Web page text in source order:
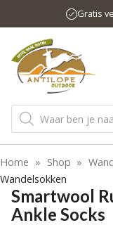
naar
inhoud
Gratis
Producten
zoeken
Home » Shop »
Wandelsokken
Smartwool
Ankle Socks